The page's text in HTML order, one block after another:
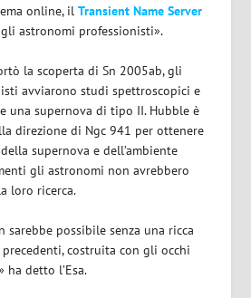
online, ilTransient Name Server
astronomi professionisti».
la scoperta di Sn 2005ab, gli
avviarono studi spettroscopici e
una supernova di tipo II. Hubble è
direzione di Ngc 941 per ottenere
supernova e dell’ambiente
gli astronomi non avrebbero
loro ricerca.
sarebbe possibile senza una ricca
costruita con gli occhi
detto l’Esa.